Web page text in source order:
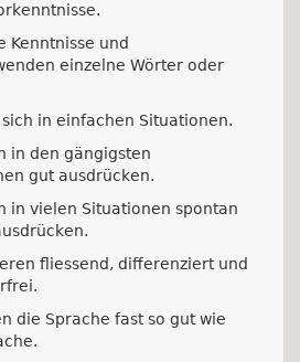
Kenntnisse und
einzelne Wörter oder
in einfachen Situationen.
in den gängigsten
gut ausdrücken.
in vielen Situationen spontan
fliessend, differenziert und
die Sprache fast so gut wie